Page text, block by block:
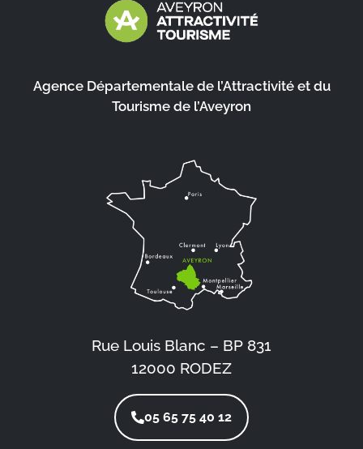
Agence Départementale de l’Attractivité et du
Tourisme de l’Aveyron
Rue Louis Blanc – BP 831
12000 RODEZ
05 65 75 40 12